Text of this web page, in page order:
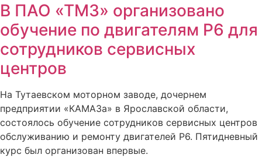
В ПАО «ТМЗ» организовано
обучение по двигателям Р6 для
сотрудников сервисных
центров
На Тутаевском моторном заводе, дочернем
предприятии «КАМАЗа» в Ярославской области,
состоялось обучение сотрудников сервисных центров
обслуживанию и ремонту двигателей Р6. Пятидневный
курс был организован впервые.